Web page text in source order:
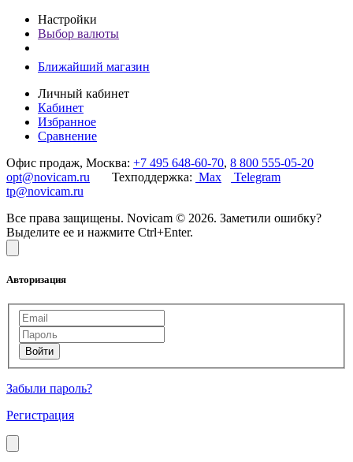
Настройки
Выбор валюты
Ближайший магазин
Личный кабинет
Кабинет
Избранное
Сравнение
Офис продаж, Москва: +7 495 648-60-70, 8 800 555-05-20
opt@novicam.ru Техподдержка: Max
Telegram
tp@novicam.ru
Все права защищены. Novicam © 2026. Заметили ошибку?
Выделите ее и нажмите Ctrl+Enter.
Авторизация
Забыли пароль?
Регистрация